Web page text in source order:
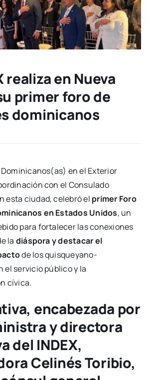
realiza en Nueva
primer foro de
dominicanos
en el Exterior
con el Consulado
esta ciudad, celebró el primer Foro
en Estados Unidos, un
para fortalecer las conexiones
la diáspora y destacar el
de los quisqueyano-
el servicio público y la
cívica.
encabezada por
y directora
del INDEX,
Celinés Toribio,